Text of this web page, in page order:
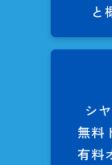
と
シ
無料
有料